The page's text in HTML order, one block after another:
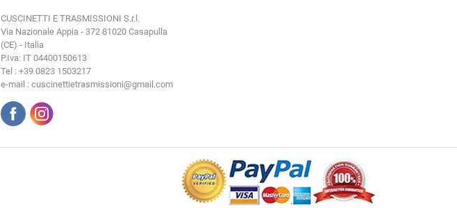
CUSCINETTI E TRASMISSIONI S.r.l.
Via Nazionale Appia - 372 81020 Casapulla
(CE) - Italia
P.Iva: IT 04400150613
Tel : +39 0823 1503217
e-mail : cuscinettietrasmissioni@gmail.com